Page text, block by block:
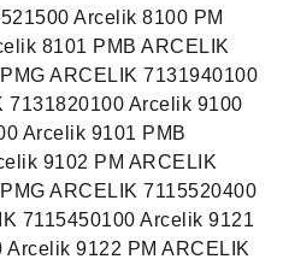
Arcelik 8100 PM
8101 PMB ARCELIK
ARCELIK 7131940100
7131820100 Arcelik 9100
Arcelik 9101 PMB
9102 PM ARCELIK
ARCELIK 7115520400
7115450100 Arcelik 9121
Arcelik 9122 PM ARCELIK